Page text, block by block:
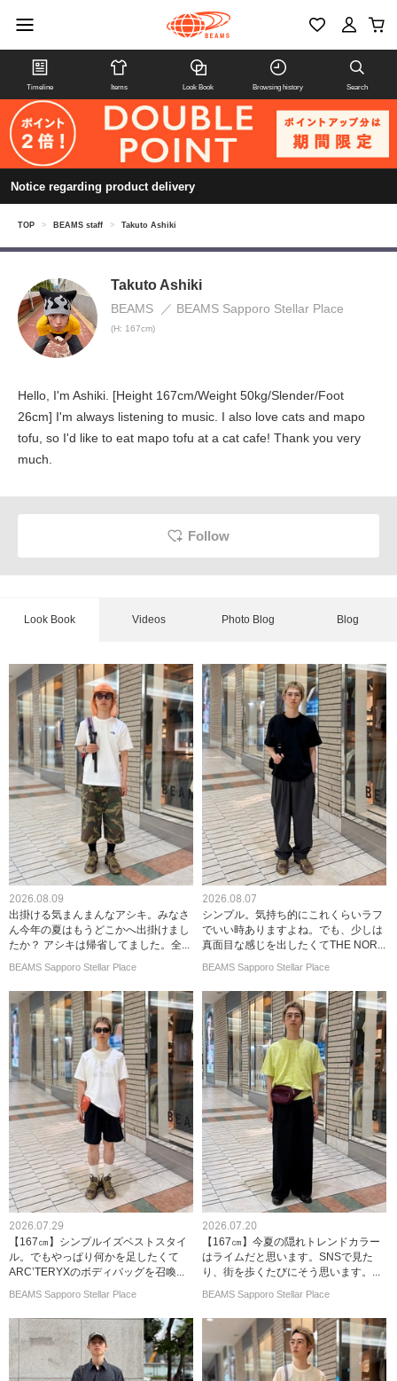
Timeline Items Look Book Browsing history Search
Notice regarding product delivery
TOP > BEAMS staff > Takuto Ashiki
Takuto Ashiki
BEAMS BEAMS Sapporo Stellar Place
(H: 167cm)
Hello, I'm Ashiki. [Height 167cm/Weight 50kg/Slender/Foot
26cm] I'm always listening to music. I also love cats and mapo
tofu, so I'd like to eat mapo tofu at a cat cafe! Thank you very
much.
Follow
Look Book Videos Photo Blog Blog
2026.08.09
出掛ける気まんまんなアシキ。みなさ
ん今年の夏はもうどこかへ出掛けまし
たか？ アシキは帰省してました。全...
BEAMS Sapporo Stellar Place
2026.08.07
シンプル。気持ち的にこれくらいラフ
でいい時ありますよね。でも、少しは
真面目な感じを出したくてTHE NOR...
BEAMS Sapporo Stellar Place
2026.07.29
【167㎝】シンプルイズベストスタイ
ル。でもやっぱり何かを足したくて
ARC’TERYXのボディバッグを召喚...
BEAMS Sapporo Stellar Place
2026.07.20
【167㎝】今夏の隠れトレンドカラー
はライムだと思います。SNSで見た
り、街を歩くたびにそう思います。...
BEAMS Sapporo Stellar Place